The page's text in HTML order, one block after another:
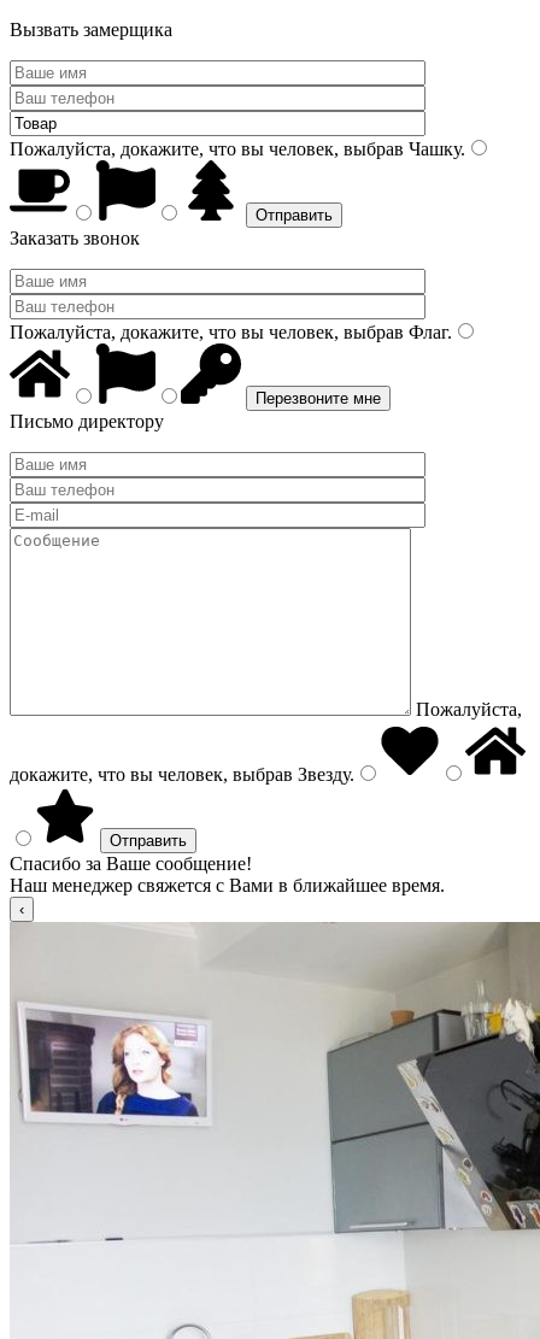
Вызвать замерщика
Пожалуйста, докажите, что вы человек, выбрав Чашку.
Заказать звонок
Пожалуйста, докажите, что вы человек, выбрав Флаг.
Письмо директору
Пожалуйста,
докажите, что вы человек, выбрав Звезду.
Спасибо за Ваше сообщение!
Наш менеджер свяжется с Вами в ближайшее время.